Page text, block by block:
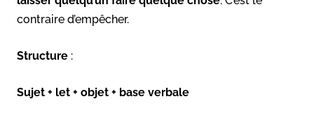
contraire d’empêcher.
Structure :
Sujet + let + objet + base verbale